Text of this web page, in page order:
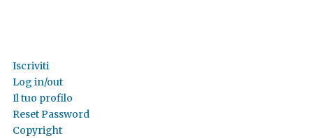
Iscriviti
Log in/out
Il tuo profilo
Reset Password
Copyright